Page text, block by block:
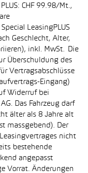
CHF 99.98/Mt.,
LeasingPLUS
Geschlecht, Alter,
inkl. MwSt. Die
Überschuldung des
Vertragsabschlüsse
Eingang)
Widerruf bei
Das Fahrzeug darf
älter als 8 Jahre alt
massgebend). Der
nicht
bestehende
angepasst
Vorrat. Änderungen